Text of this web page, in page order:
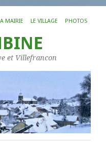
MAIRIE LE VILLAGE PHOTOS
et Villefrancon